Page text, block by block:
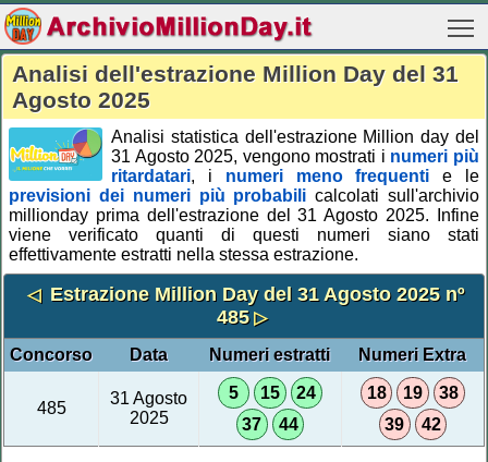
Analisi dell'estrazione Million Day del 31
Agosto 2025
Analisi statistica dell'estrazione Million day del
31 Agosto 2025, vengono mostrati i numeri più
ritardatari, i numeri meno frequenti e le
previsioni dei numeri più probabili calcolati sull'archivio
millionday prima dell'estrazione del 31 Agosto 2025. Infine
viene verificato quanti di questi numeri siano stati
effettivamente estratti nella stessa estrazione.
◁ Estrazione Million Day del 31 Agosto 2025 nº
485▷
Concorso
Data Numeri estratti Numeri Extra
485
31 Agosto
2025
5 15
24
37
44
18 19
38
39
42